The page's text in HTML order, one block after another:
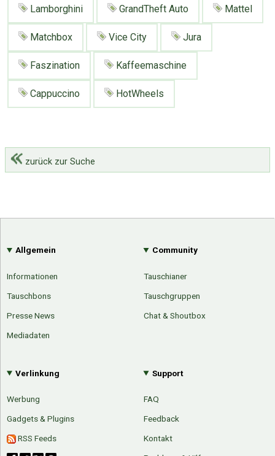
Lamborghini GrandTheft Auto Mattel
Matchbox Vice City Jura
Faszination Kaffeemaschine
Cappuccino HotWheels
zurück zur Suche
Allgemein
Informationen
Tauschbons
Presse News
Mediadaten
Community
Tauschianer
Tauschgruppen
Chat & Shoutbox
Verlinkung
Werbung
Gadgets & Plugins
RSS Feeds
Support
FAQ
Feedback
Kontakt